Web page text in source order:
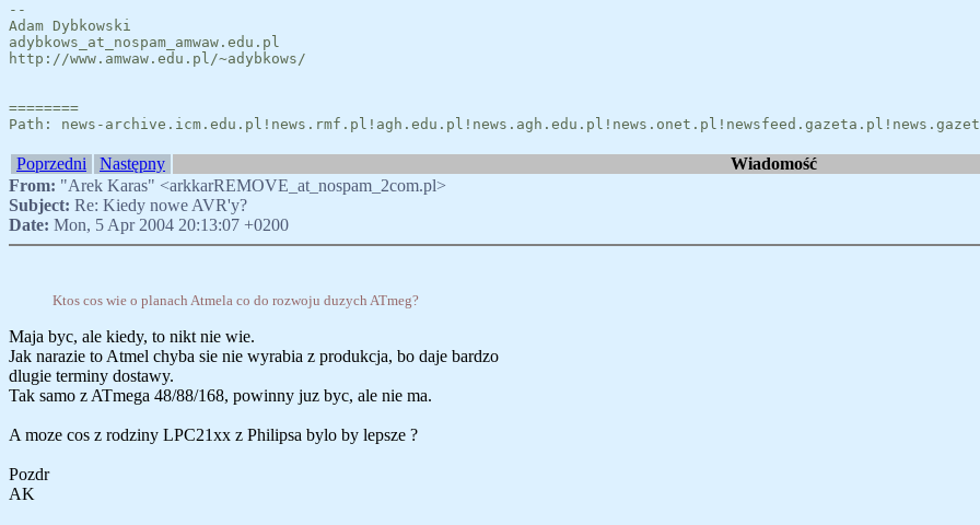
--
Adam Dybkowski
adybkows_at_nospam_amwaw.edu.pl
http://www.amwaw.edu.pl/~adybkows/
========
Path: news-
Poprzedni Następny Wiadomość
From: "Arek Karas" <arkkarREMOVE_at_nospam_2com.pl>
Subject: Re: Kiedy nowe AVR'y?
Date: Mon, 5 Apr 2004 20:13:07 +0200
Ktos cos wie o planach Atmela co do rozwoju duzych ATmeg?
Maja byc, ale kiedy, to nikt nie wie.
Jak narazie to Atmel chyba sie nie wyrabia z produkcja, bo daje bardzo
dlugie terminy dostawy.
Tak samo z ATmega 48/88/168, powinny juz byc, ale nie ma.
A moze cos z rodziny LPC21xx z Philipsa bylo by lepsze ?
Pozdr
AK